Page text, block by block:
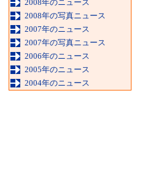
2008年のニュース
2008年の写真ニュース
2007年のニュース
2007年の写真ニュース
2006年のニュース
2005年のニュース
2004年のニュース